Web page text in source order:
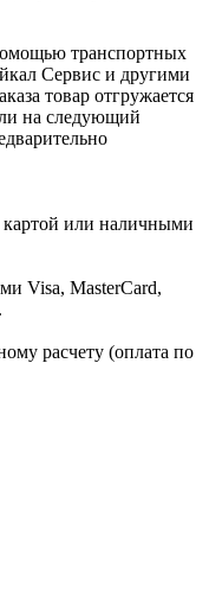
транспортных
Сервис и другими
товар отгружается
на следующий
картой или наличными
Visa, MasterCard,
расчету (оплата по